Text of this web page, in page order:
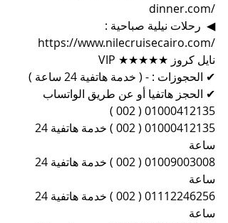
dinner.com/
◀  رحلات نيلية صباحية :
https://www.nilecruisecairo.com/
نايل كروز ★★★★★ VIP
✔ الحجوزات : - ( خدمة هاتفية 24 ساعة )
✔ الحجز هاتفيا أو عن طريق الواتساب
01000412135 ( 002 )
ساعة
ساعة
ساعة